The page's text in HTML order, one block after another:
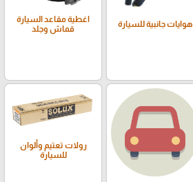
هوايات جانبية للسيارة
اغطية مقاعد السيارة
قماش وجلد
رولات تعتيم وألوان
للسيارة